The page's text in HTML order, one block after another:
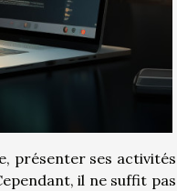
présenter ses activités
il ne suffit pas